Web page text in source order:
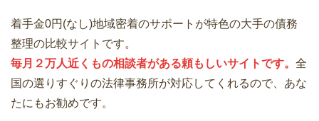
着手金0円(なし)地域密着のサポートが特色の大手の債務
整理の比較サイトです。
毎月２万人近くもの相談者がある頼もしいサイトです。 全
国の選りすぐりの法律事務所が対応してくれるので、あな
たにもお勧めです。